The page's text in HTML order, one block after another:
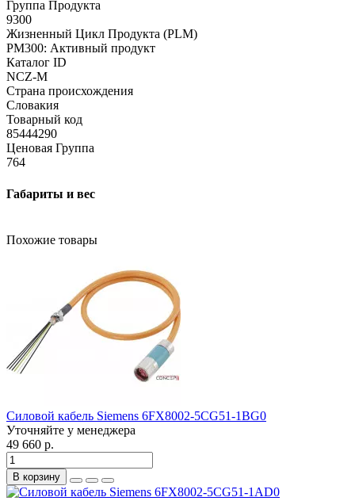
Группа Продукта
9300
Жизненный Цикл Продукта (PLM)
PM300: Активный продукт
Каталог ID
NCZ-M
Страна происхождения
Словакия
Товарный код
85444290
Ценовая Группа
764
Габариты и вес
Похожие товары
Силовой кабель Siemens 6FX8002-5CG51-1BG0
Уточняйте у менеджера
49 660 р.
В корзину